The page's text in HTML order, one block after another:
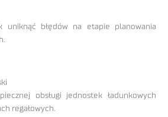
błędów na etapie planowania
obsługi jednostek ładunkowych
regałowych.